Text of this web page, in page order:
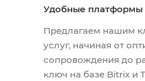
Удобные платформы
Предлагаем нашим
услуг, начиная от
сопровождения до
ключ на базе Bitrix и